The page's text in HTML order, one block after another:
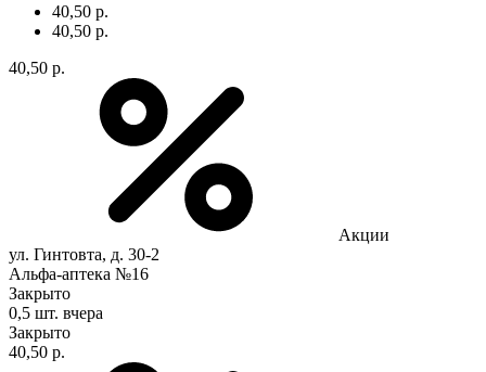
40,50 р.
40,50 р.
40,50 р.
Акции
ул. Гинтовта, д. 30-2
Альфа-аптека №16
Закрыто
0,5 шт. вчера
Закрыто
40,50 р.